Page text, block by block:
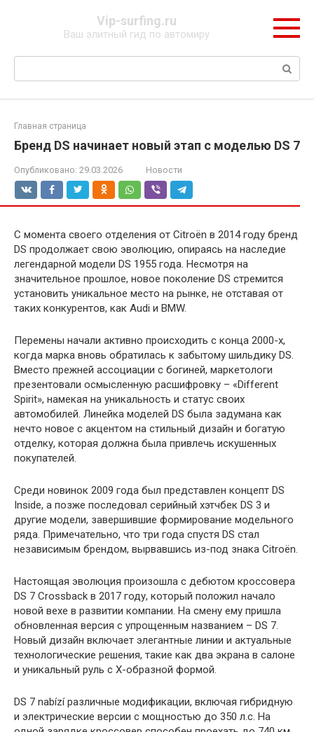
Vip-surfing.ru
Ваш элитный гид по автомиру
Поиск:
Главная страница
Бренд DS начинает новый этап с моделью DS 7
Опубликовано: 29.03.2026 Новости
С момента своего отделения от Citroën в 2014 году бренд
DS продолжает свою эволюцию, опираясь на наследие
легендарной модели DS 1955 года. Несмотря на
значительное прошлое, новое поколение DS стремится
установить уникальное место на рынке, не отставая от
таких конкурентов, как Audi и BMW.
Перемены начали активно происходить с конца 2000-х,
когда марка вновь обратилась к забытому шильдику DS.
Вместо прежней ассоциации с богиней, маркетологи
презентовали осмысленную расшифровку – «Different
Spirit», намекая на уникальность и статус своих
автомобилей. Линейка моделей DS была задумана как
нечто новое с акцентом на стильный дизайн и богатую
отделку, которая должна была привлечь искушенных
покупателей.
Среди новинок 2009 года был представлен концепт DS
Inside, а позже последовал серийный хэтчбек DS 3 и
другие модели, завершившие формирование модельного
ряда. Примечательно, что три года спустя DS стал
независимым брендом, вырвавшись из-под знака Citroën.
Настоящая эволюция произошла с дебютом кроссовера
DS 7 Crossback в 2017 году, который положил начало
новой вехе в развитии компании. На смену ему пришла
обновленная версия с упрощенным названием – DS 7.
Новый дизайн включает элегантные линии и актуальные
технологические решения, такие как два экрана в салоне
и уникальный руль с X-образной формой.
DS 7 nabízí различные модификации, включая гибридную
и электрические версии с мощностью до 350 л.с. На